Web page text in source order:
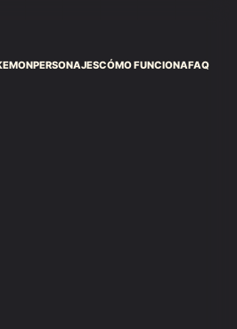
PERSONAJESCÓMO FUNCIONAFAQ